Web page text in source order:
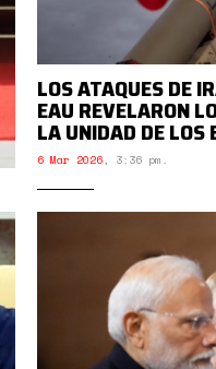
LOS ATAQUES DE
EAU REVELARON
LA UNIDAD DE LOS
6 Mar 2026, 3:36 pm.